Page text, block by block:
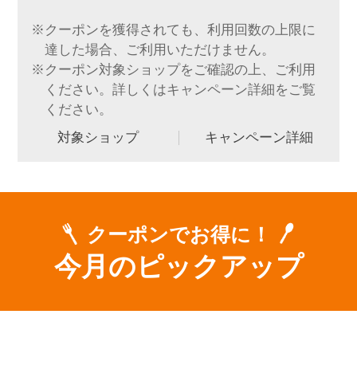
※クーポンを獲得されても、利用回数の上限に
達した場合、ご利用いただけません。
※クーポン対象ショップをご確認の上、ご利用
ください。詳しくはキャンペーン詳細をご覧
ください。
対象ショップ
キャンペーン詳細
クーポンでお得に！
今月のピックアップ